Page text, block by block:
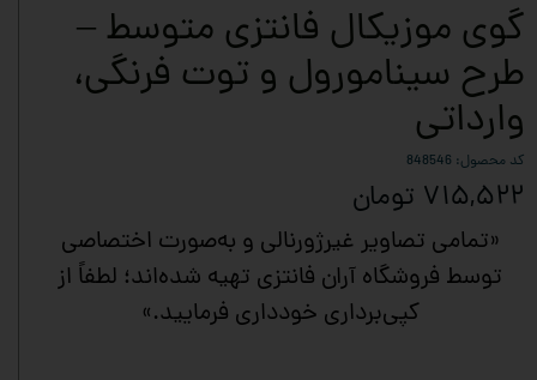
گوی موزیکال فانتزی متوسط –
طرح سینامورول و توت فرنگی،
وارداتی
کد محصول: 848546
۷۱۵,۵۲۲ تومان
«تمامی تصاویر غیرژورنالی و به‌صورت اختصاصی
توسط فروشگاه آران فانتزی تهیه شده‌اند؛ لطفاً از
کپی‌برداری خودداری فرمایید.»